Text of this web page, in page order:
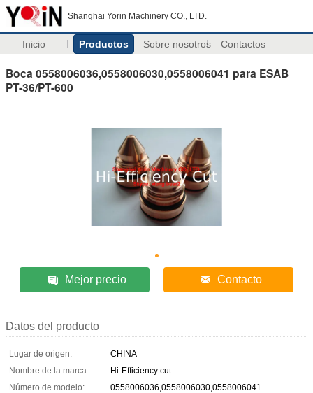
Shanghai Yorin Machinery CO., LTD.
Inicio Productos Sobre nosotros Contactos
Boca 0558006036,0558006030,0558006041 para ESAB
PT-36/PT-600
Mejor precio Contacto
Datos del producto
Lugar de origen:
CHINA
Nombre de la marca:
Hi-Efficiency cut
Número de modelo:
0558006036,0558006030,0558006041